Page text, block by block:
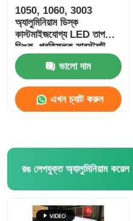
রঙ লেপযুক্ত অ্যালুমিনিয়াম কয়েল
অ্যালুমিনিয়াম কয়েল
অ্যালুমিনিয়াম স্ট্রিপ কয়েল
এমবসড অ্যালুমিনিয়াম
লেমিনেটেড অ্যালুমিনিয়াম ফয়েল
1050, 1060, 3003
অ্যালুমিনিয়াম ডিস্ক
কাস্টমাইজযোগ্য LED তাপ
ডিঙ্ক, প্রতিফলক সাবস্ট্র্যাট
এবং তাপীয় ব্যবস্থাপনা জন্য
ভালো দাম
এখন চ্যাট করুন
রঙ লেপযুক্ত অ্যালুমিনিয়াম কয়েল